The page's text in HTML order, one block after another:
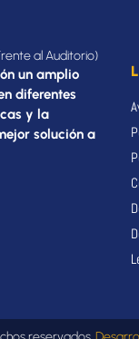
al Auditorio)
un amplio
diferentes
y la
solución a